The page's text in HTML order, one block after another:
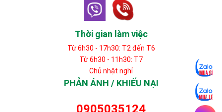
Thời gian làm việc
Từ 6h30 - 17h30: T2 đến T6
Từ 6h30 - 11h30: T7
Chủ nhật nghỉ
PHẢN ÁNH / KHIẾU NẠI
0905035124